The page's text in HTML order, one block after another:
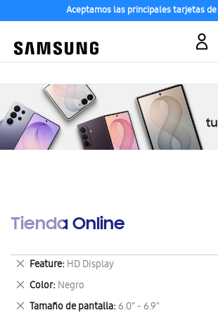
Aceptamos las principales tarjetas
Tienda Online
Feature HD Display
Eliminar
este
artículo
Color Negro
Eliminar
este
Tamaño de pantalla 6.0" - 6.9"
Eliminar